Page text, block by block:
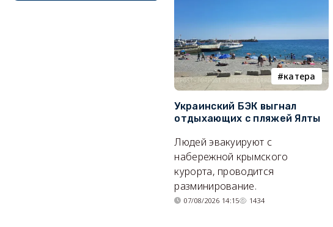
катера
Украинский БЭК выгнал
отдыхающих с пляжей Ялты
Людей эвакуируют с
набережной крымского
курорта, проводится
разминирование.
07/08/2026 14:15 1434